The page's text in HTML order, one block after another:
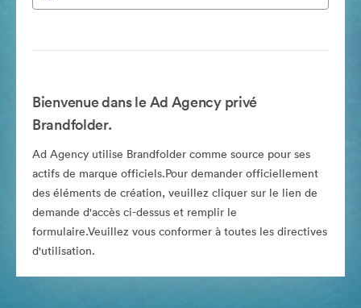
Bienvenue dans le Ad Agency privé
Brandfolder.
Ad Agency utilise Brandfolder comme source pour ses
actifs de marque officiels.Pour demander officiellement
des éléments de création, veuillez cliquer sur le lien de
demande d'accès ci-dessus et remplir le
formulaire.Veuillez vous conformer à toutes les directives
d'utilisation.